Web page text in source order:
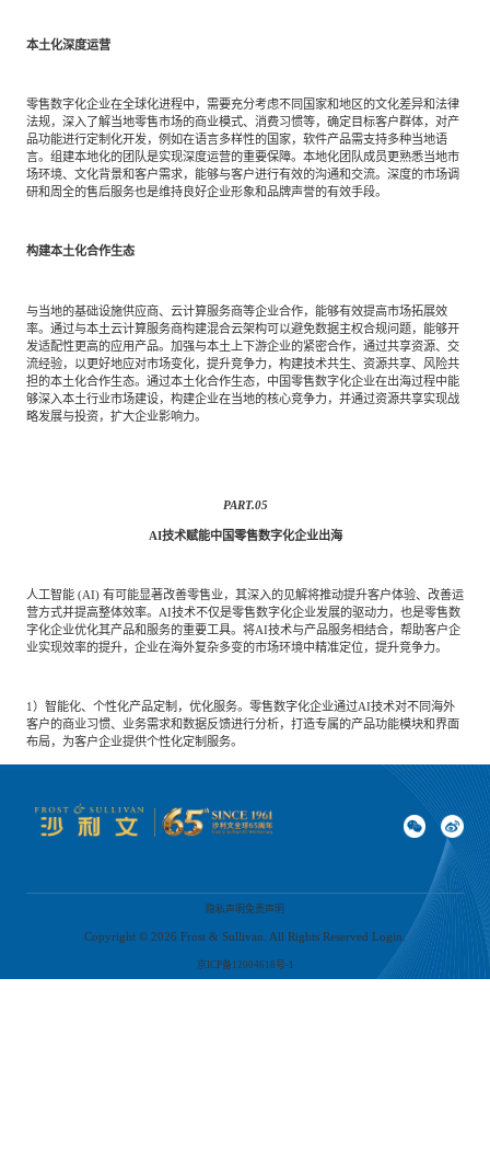
本土化深度运营
零售数字化企业在全球化进程中，需要充分考虑不同国家和地区的文化差异和法律
法规，深入了解当地零售市场的商业模式、消费习惯等，确定目标客户群体，对产
品功能进行定制化开发，例如在语言多样性的国家，软件产品需支持多种当地语
言。组建本地化的团队是实现深度运营的重要保障。本地化团队成员更熟悉当地市
场环境、文化背景和客户需求，能够与客户进行有效的沟通和交流。深度的市场调
研和周全的售后服务也是维持良好企业形象和品牌声誉的有效手段。
构建本土化合作生态
与当地的基础设施供应商、云计算服务商等企业合作，能够有效提高市场拓展效
率。通过与本土云计算服务商构建混合云架构可以避免数据主权合规问题，能够开
发适配性更高的应用产品。加强与本土上下游企业的紧密合作，通过共享资源、交
流经验，以更好地应对市场变化，提升竞争力，构建技术共生、资源共享、风险共
担的本土化合作生态。通过本土化合作生态，中国零售数字化企业在出海过程中能
够深入本土行业市场建设，构建企业在当地的核心竞争力，并通过资源共享实现战
略发展与投资，扩大企业影响力。
PART.05
AI技术赋能中国零售数字化企业出海
人工智能 (AI) 有可能显著改善零售业，其深入的见解将推动提升客户体验、改善运
营方式并提高整体效率。AI技术不仅是零售数字化企业发展的驱动力，也是零售数
字化企业优化其产品和服务的重要工具。将AI技术与产品服务相结合，帮助客户企
业实现效率的提升，企业在海外复杂多变的市场环境中精准定位，提升竞争力。
1）智能化、个性化产品定制，优化服务。零售数字化企业通过AI技术对不同海外
客户的商业习惯、业务需求和数据反馈进行分析，打造专属的产品功能模块和界面
布局，为客户企业提供个性化定制服务。
2）智能化营销服务，提升客户体验。零售数字化企业利用自然语言处理（NLP）
等技术，根据当地文化习俗、语言习惯等进行优化调整，进行智能化营销，帮助企
业提高知名度。
3）智能化供应链管理。高效的供应链管理对于零售企业至关重要。通过AI预测需
求，零售企业能够合理安排采购计划，降低采购成本；另一方面，零售数字化企业
将AI应用于仓储管理系统和物流配送系统，结合机器算法，优化库存布局和配送规
隐私声明免责声明
Copyright © 2026 Frost & Sullivan. All Rights Reserved Login.
京ICP备12004618号-1